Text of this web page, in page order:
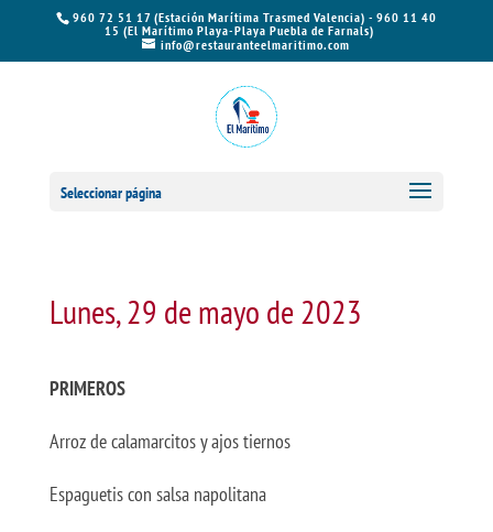
960 72 51 17 (Estación Marítima Trasmed Valencia) - 960 11 40
15 (El Marítimo Playa-Playa Puebla de Farnals)
info@restauranteelmaritimo.com
Seleccionar página
Lunes, 29 de mayo de 2023
PRIMEROS
Arroz de calamarcitos y ajos tiernos
Espaguetis con salsa napolitana